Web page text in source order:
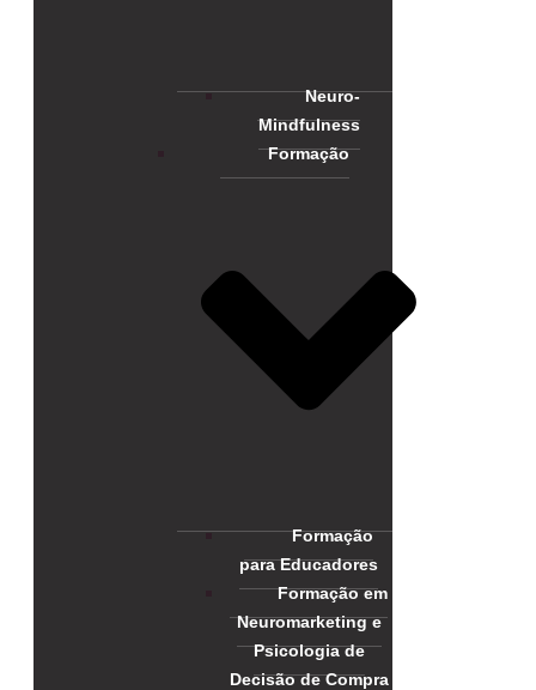
Neuro-
Mindfulness
Formação
Formação
para Educadores
Formação em
Neuromarketing e
Psicologia de
Decisão de Compra